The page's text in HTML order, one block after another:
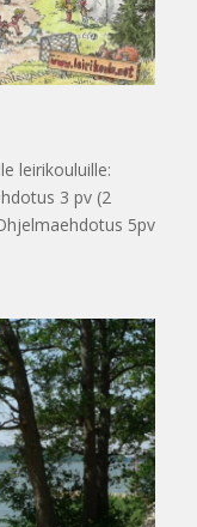
leirikouluille:
3 pv (2
5pv